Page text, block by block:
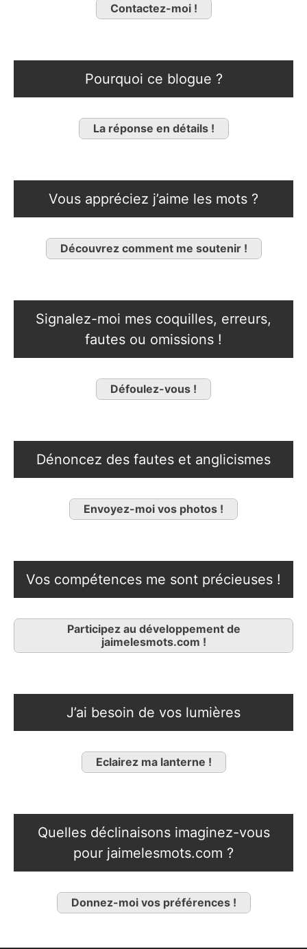
Contactez-moi !
Pourquoi ce blogue ?
La réponse en détails !
Vous appréciez j’aime les mots ?
Découvrez comment me soutenir !
Signalez-moi mes coquilles, erreurs,
fautes ou omissions !
Défoulez-vous !
Dénoncez des fautes et anglicismes
Envoyez-moi vos photos !
Vos compétences me sont précieuses !
Participez au développement de
jaimelesmots.com !
J’ai besoin de vos lumières
Eclairez ma lanterne !
Quelles déclinaisons imaginez-vous
pour jaimelesmots.com ?
Donnez-moi vos préférences !